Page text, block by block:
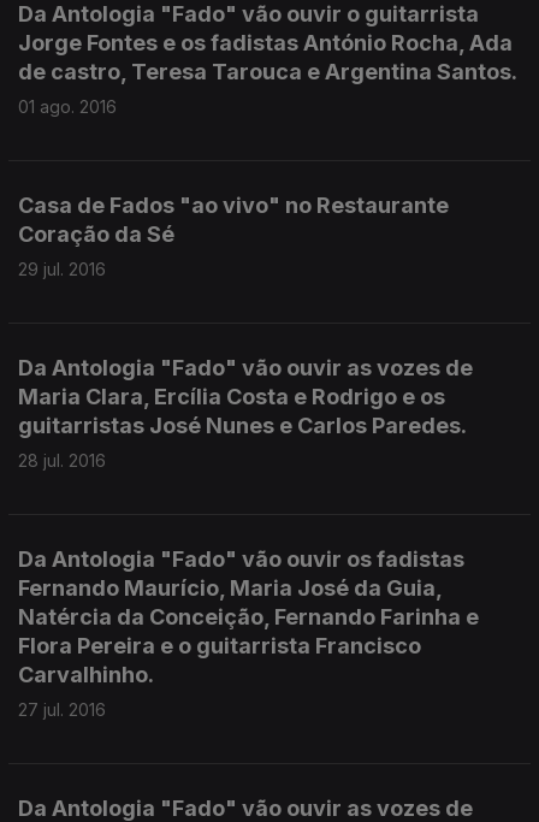
Da Antologia "Fado" vão ouvir o guitarrista
Jorge Fontes e os fadistas António Rocha, Ada
de castro, Teresa Tarouca e Argentina Santos.
01 ago. 2016
Casa de Fados "ao vivo" no Restaurante
Coração da Sé
29 jul. 2016
Da Antologia "Fado" vão ouvir as vozes de
Maria Clara, Ercília Costa e Rodrigo e os
guitarristas José Nunes e Carlos Paredes.
28 jul. 2016
Da Antologia "Fado" vão ouvir os fadistas
Fernando Maurício, Maria José da Guia,
Natércia da Conceição, Fernando Farinha e
Flora Pereira e o guitarrista Francisco
Carvalhinho.
27 jul. 2016
Da Antologia "Fado" vão ouvir as vozes de